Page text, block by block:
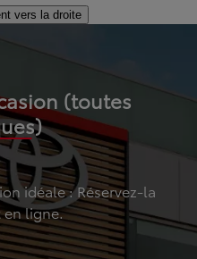
vers la droite
(toutes
idéale : Réservez-la
ligne.